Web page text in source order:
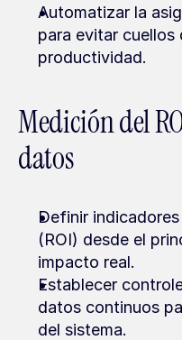
Automatizar la
para evitar cuellos
productividad.
Medición del
datos
Definir
(ROI) desde el
impacto real.
Establecer
datos continuos
del sistema.